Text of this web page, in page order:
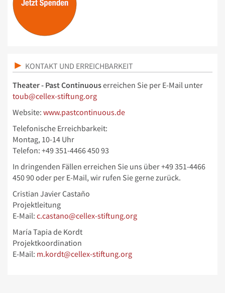
KONTAKT UND ERREICHBARKEIT
Theater - Past Continuouserreichen Sie per E-Mail unter
toub@cellex-stiftung.org
Website: www.pastcontinuous.de
Telefonische Erreichbarkeit:
Montag, 10-14 Uhr
Telefon: +49 351-4466 450 93
In dringenden Fällen erreichen Sie uns über+49 351-4466
450 90 oder per E-Mail, wir rufen Sie gerne zurück.
Cristian Javier Castaño
Projektleitung
E-Mail: c.castano@cellex-stiftung.org
María Tapia de Kordt
Projektkoordination
E-Mail: m.kordt@cellex-stiftung.org